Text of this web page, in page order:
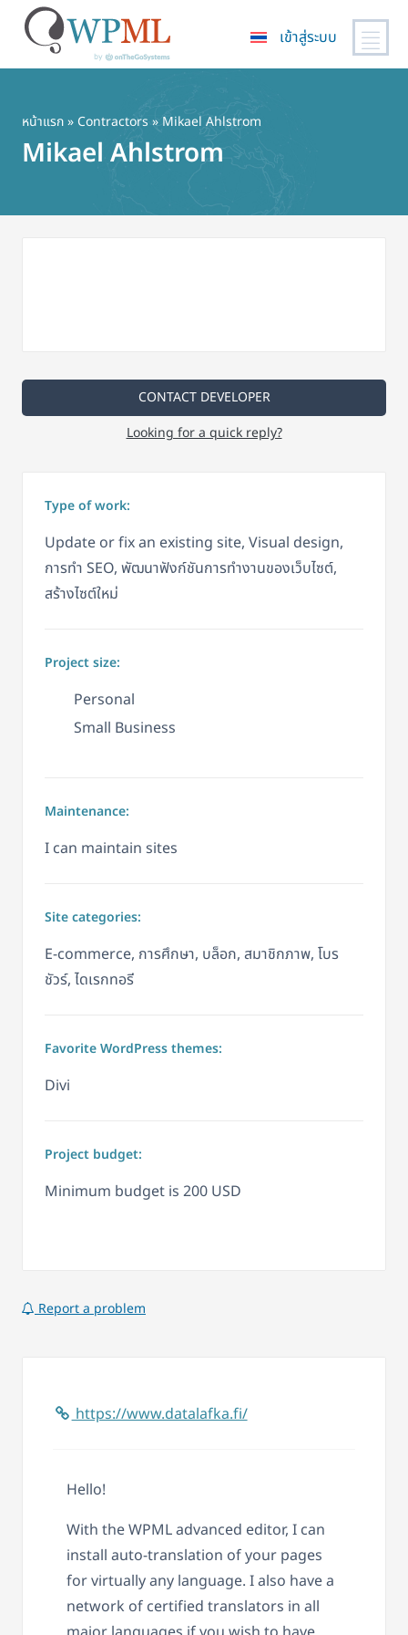
เนื้อหา
หลัก
เข้าสู่ระบบ
หน้าแรก» Contractors » Mikael Ahlstrom
Mikael Ahlstrom
CONTACT DEVELOPER
Looking for a quick reply?
Type of work:
Update or fix an existing site, Visual design,
การทำ SEO, พัฒนาฟังก์ชันการทำงานของเว็บไซต์,
สร้างไซต์ใหม่
Project size:
Personal
Small Business
Maintenance:
I can maintain sites
Site categories:
E-commerce, การศึกษา, บล็อก, สมาชิกภาพ, โบร
ชัวร์, ไดเรกทอรี
Favorite WordPress themes:
Divi
Project budget:
Minimum budget is 200 USD
Report a problem
https://www.datalafka.fi/
Hello!
With the WPML advanced editor, I can
install auto-translation of your pages
for virtually any language. I also have a
network of certified translators in all